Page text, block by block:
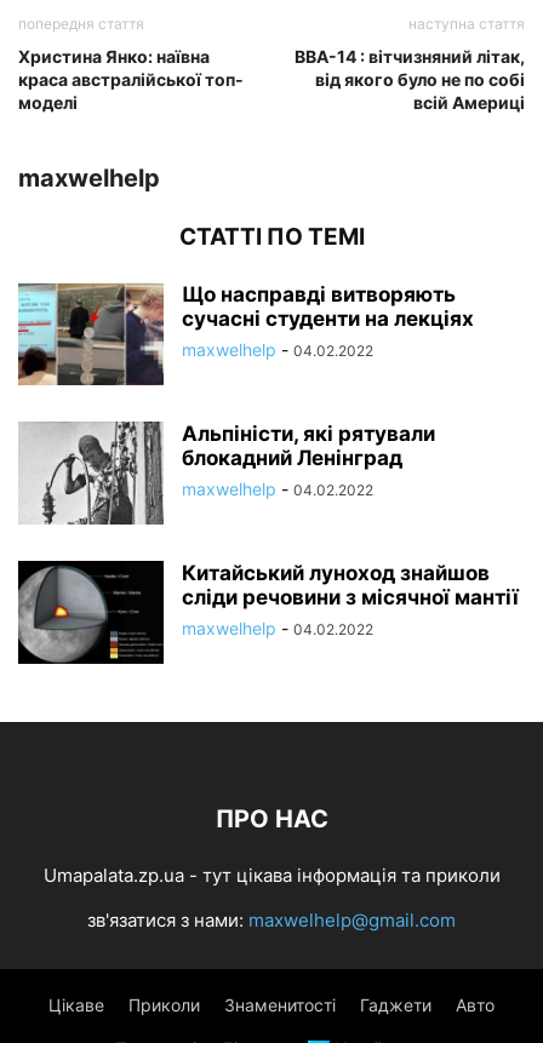
попередня стаття
Христина Янко: наївна
краса австралійської топ-
моделі
наступна стаття
ВВА-14 : вітчизняний літак,
від якого було не по собі
всій Америці
maxwelhelp
СТАТТІ ПО ТЕМІ
Що насправді витворяють
сучасні студенти на лекціях
maxwelhelp - 04.02.2022
Альпіністи, які рятували
блокадний Ленінград
maxwelhelp - 04.02.2022
Китайський луноход знайшов
сліди речовини з місячної мантії
maxwelhelp - 04.02.2022
ПРО НАС
Umapalata.zp.ua - тут цікава інформація та приколи
зв'язатися з нами: maxwelhelp@gmail.com
Цікаве Приколи Знаменитості Гаджети Авто